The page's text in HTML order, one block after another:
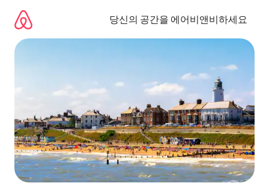
당신의 공간을 에어비앤비하세요